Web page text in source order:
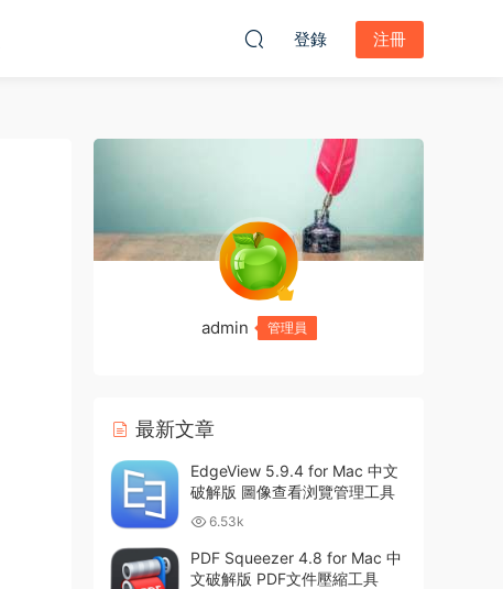
登錄 注冊
admin 管理員
最新文章
EdgeView 5.9.4 for Mac 中文
破解版 圖像查看浏覽管理工具
6.53k
PDF Squeezer 4.8 for Mac 中
文破解版 PDF文件壓縮工具